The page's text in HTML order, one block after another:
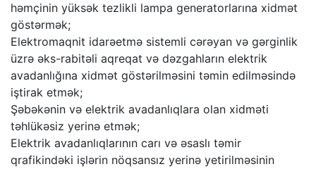
həmçinin yüksək tezlikli lampa generatorlarına xidmət
göstərmək;
Elektromaqnit idarəetmə sistemli cərəyan və gərginlik
üzrə əks-rabitəli aqreqat və dəzgahların elektrik
avadanlığına xidmət göstərilməsini təmin edilməsində
iştirak etmək;
Şəbəkənin və elektrik avadanlıqlara olan xidməti
təhlükəsiz yerinə etmək;
Elektrik avadanlıqlarının carı və əsaslı təmir
qrafikindəki işlərin nöqsansız yerinə yetirilməsinin